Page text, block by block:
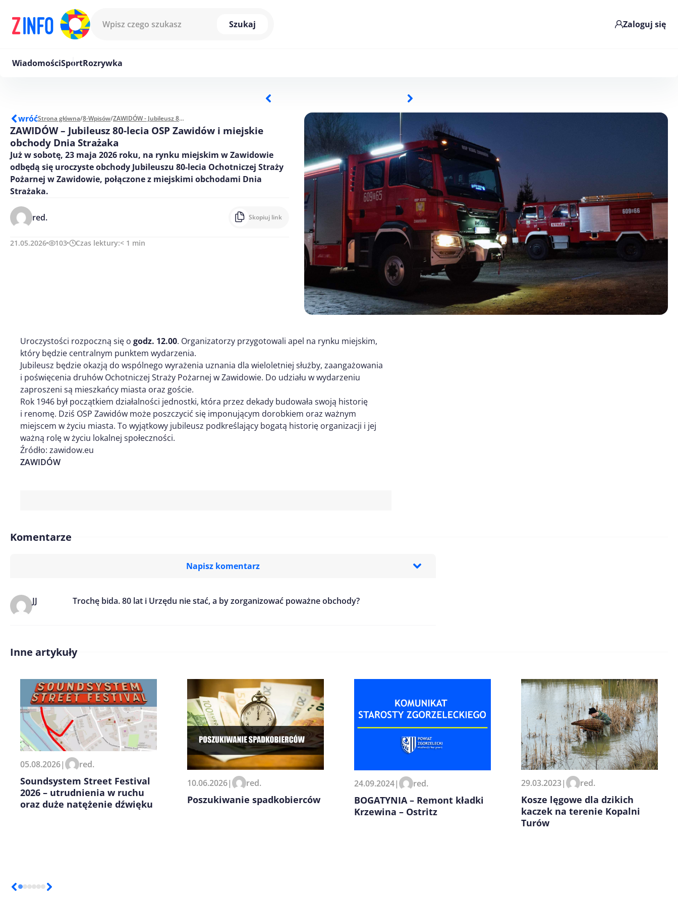
Szukaj
Zaloguj się
WiadomościSportRozrywka
wróćStrona główna/8-Wpisów/ ZAWIDÓW - Jubileusz 80-lecia OSP Zawidów i miejskie obchody Dnia Strażaka
ZAWIDÓW – Jubileusz 80-lecia OSP Zawidów i miejskie
obchody Dnia Strażaka
Już w sobotę, 23 maja 2026 roku, na rynku miejskim w Zawidowie
odbędą się uroczyste obchody Jubileuszu 80-lecia Ochotniczej Straży
Pożarnej w Zawidowie, połączone z miejskimi obchodami Dnia
Strażaka.
red. Skopiuj link
21.05.2026 103 Czas lektury:< 1 min
Uroczystości rozpoczną się o godz. 12.00. Organizatorzy przygotowali apel na rynku miejskim,
który będzie centralnym punktem wydarzenia.
Jubileusz będzie okazją do wspólnego wyrażenia uznania dla wieloletniej służby, zaangażowania
i poświęcenia druhów Ochotniczej Straży Pożarnej w Zawidowie. Do udziału w wydarzeniu
zaproszeni są mieszkańcy miasta oraz goście.
Rok 1946 był początkiem działalności jednostki, która przez dekady budowała swoją historię
i renomę. Dziś OSP Zawidów może poszczycić się imponującym dorobkiem oraz ważnym
miejscem w życiu miasta. To wyjątkowy jubileusz podkreślający bogatą historię organizacji i jej
ważną rolę w życiu lokalnej społeczności.
Źródło: zawidow.eu
ZAWIDÓW
Komentarze
Napisz komentarz
Imię/ Nick*
Zapamiętaj moje dane w tej przeglądarce podczas pisania
kolejnych komentarzy.
JJ Trochę bida. 80 lat i Urzędu nie stać, a by zorganizować poważne obchody?
Inne artykuły
05.08.2026| red.
Soundsystem Street Festival
2026 – utrudnienia w ruchu
oraz duże natężenie dźwięku
10.06.2026| red.
Poszukiwanie spadkobierców
24.09.2024| red.
BOGATYNIA – Remont kładki
Krzewina – Ostritz
29.03.2023| red.
Kosze lęgowe dla dzikich
kaczek na terenie Kopalni
Turów